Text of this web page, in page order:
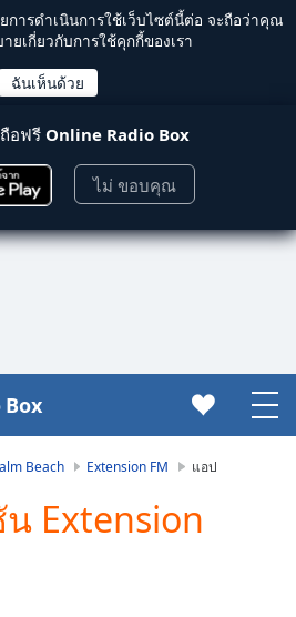
การดำเนินการใช้เว็บไซต์นี้ต่อ จะถือว่าคุณ
ยเกี่ยวกับการใช้คุกกี้ของเรา
อฟรี Online Radio Box
ไม่ ขอบคุณ
Box
Beach Extension FM แอป
Extension